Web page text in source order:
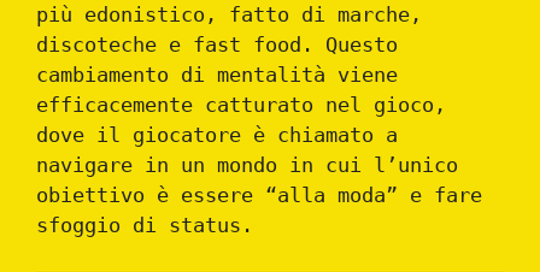
più edonistico, fatto di marche,
discoteche e fast food. Questo
cambiamento di mentalità viene
efficacemente catturato nel gioco,
dove il giocatore è chiamato a
navigare in un mondo in cui l’unico
obiettivo è essere “alla moda” e fare
sfoggio di status.